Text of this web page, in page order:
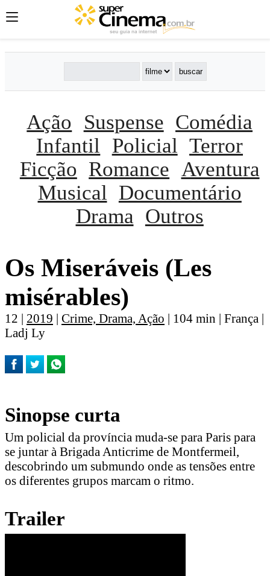
Ação Suspense Comédia
Infantil
Policial Terror
Ficção Romance Aventura
Musical
Documentário
Drama Outros
Os Miseráveis (Les
misérables)
12 | 2019 | Crime, Drama, Ação | 104 min | França |
Ladj Ly
Sinopse curta
Um policial da província muda-se para Paris para
se juntar à Brigada Anticrime de Montfermeil,
descobrindo um submundo onde as tensões entre
os diferentes grupos marcam o ritmo.
Trailer